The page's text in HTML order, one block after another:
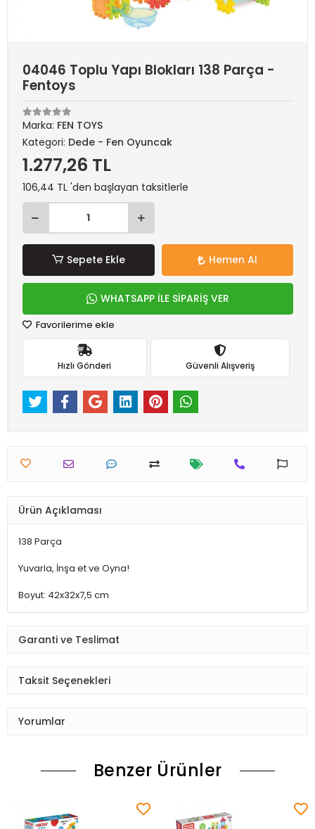
04046 Toplu Yapı Blokları 138 Parça -
Fentoys
Marka: FEN TOYS
Kategori: Dede - Fen Oyuncak
1.277,26 TL
106,44 TL 'den başlayan taksitlerle
Sepete Ekle Hemen Al
WHATSAPP İLE SİPARİŞ VER
Favorilerime ekle
Hızlı Gönderi Güvenli Alışveriş
Ürün Açıklaması
138 Parça
Yuvarla, İnşa et ve Oyna!
Boyut: 42x32x7,5 cm
Garanti ve Teslimat
Taksit Seçenekleri
Yorumlar
Benzer Ürünler